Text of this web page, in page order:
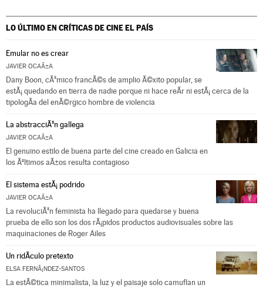
LO ÚLTIMO EN CRÍTICAS DE CINEEL PAÍS
Emular no es crear
JAVIER OCAÃ±A
Dany Boon, cÃ³mico francÃ©s de amplio Ã©xito popular, se
estÃ¡ quedando en tierra de nadie porque ni hace reÃ­r ni estÃ¡ cerca de la
tipologÃ­a del enÃ©rgico hombre de violencia
La abstracciÃ³n gallega
JAVIER OCAÃ±A
El genuino estilo de buena parte del cine creado en Galicia en
los Ãºltimos aÃ±os resulta contagioso
El sistema estÃ¡ podrido
JAVIER OCAÃ±A
La revoluciÃ³n feminista ha llegado para quedarse y buena
prueba de ello son los dos rÃ¡pidos productos audiovisuales sobre las
maquinaciones de Roger Ailes
Un ridÃ­culo pretexto
ELSA FERNÃ¡NDEZ-SANTOS
La estÃ©tica minimalista, la luz y el paisaje solo camuflan un